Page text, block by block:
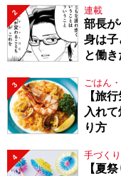
2 連載
部長が
身は子
と働
3 ごはん
【旅
入れ
り方
4 手づくり
【夏